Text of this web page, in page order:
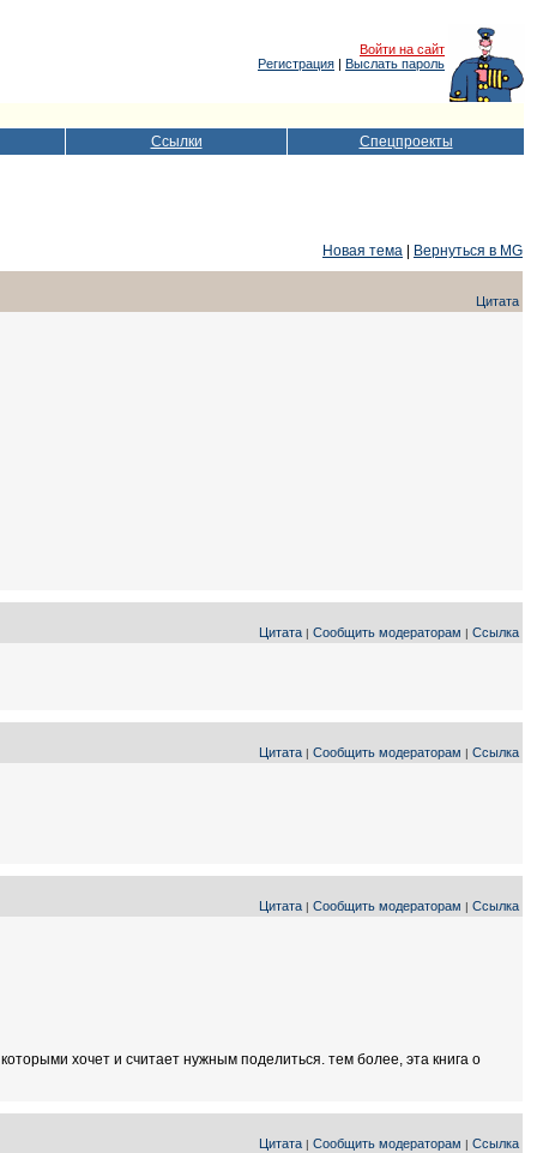
Войти на сайт
Регистрация | Выслать пароль
Ссылки Спецпроекты
Новая тема
Вернуться в MG
Цитата
Цитата | Сообщить модераторам | Ссылка
Цитата | Сообщить модераторам | Ссылка
Цитата | Сообщить модераторам | Ссылка
хочет и считает нужным поделиться. тем более, эта книга о
Цитата | Сообщить модераторам | Ссылка